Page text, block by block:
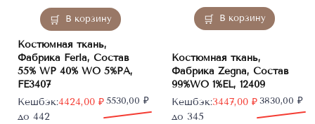
В корзину
Костюмная ткань,
Фабрика Ferla, Состав
55% WP 40% WO 5%PA,
FE3407
5530,00 ₽
Первоначальная
цена
4424,00 ₽
Текущая
цена:
Кешбэк:
до 442
В корзину
Костюмная ткань,
Фабрика Zegna, Состав
99%WO 1%EL, 12409
3830,00 ₽
Первоначальная
цена
3447,00 ₽
Текущая
цена:
Кешбэк:
до 345